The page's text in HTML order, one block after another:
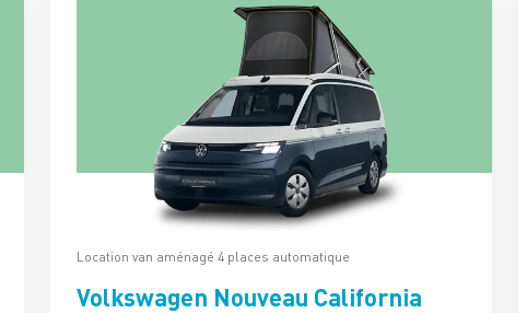
Location van aménagé 4 places automatique
Volkswagen Nouveau California